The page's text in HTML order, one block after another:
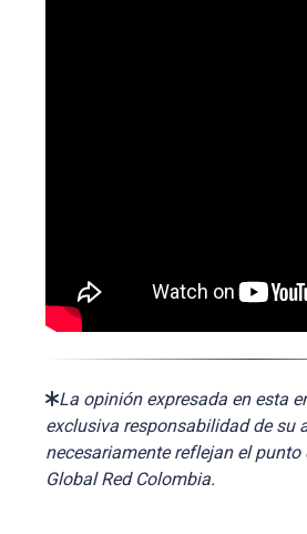
La opinión expresada en esta
exclusiva responsabilidad de su
necesariamente reflejan el punto
Global Red Colombia.